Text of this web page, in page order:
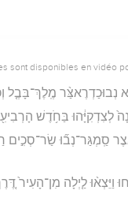
sont disponibles en vidéo
מֶֽלֶךְ־בָּבֶ֤ל
לְצִדְקִיָּ֔הוּ בַּחֹ֥דֶשׁ
סַֽמְגַּר־נְב֞וּ
וַיֵּצְא֨וּ לַ֤יְלָה מִן־הָעִיר֙